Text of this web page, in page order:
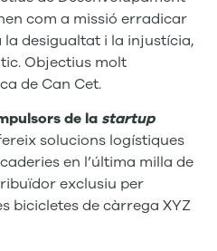
com a missió erradicar
desigualtat i la injustícia,
Objectius molt
de Can Cet.
de la startup
solucions logístiques
en l’última milla de
exclusiu per
bicicletes de càrrega XYZ